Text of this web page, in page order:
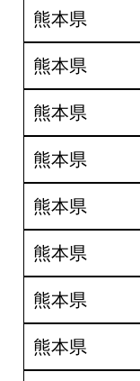
熊本県
熊本県
熊本県
熊本県
熊本県
熊本県
熊本県
熊本県